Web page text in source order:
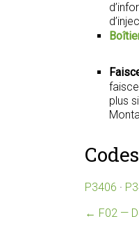
plus
P3406 ·
← F02 —